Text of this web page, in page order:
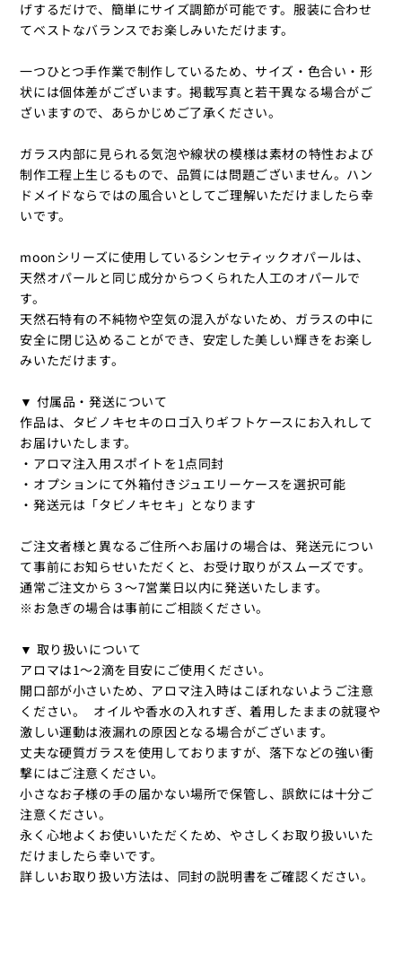
げするだけで、簡単にサイズ調節が可能です。服装に合わせ
てベストなバランスでお楽しみいただけます。
一つひとつ手作業で制作しているため、サイズ・色合い・形
状には個体差がございます。掲載写真と若干異なる場合がご
ざいますので、あらかじめご了承ください。
ガラス内部に見られる気泡や線状の模様は素材の特性および
制作工程上生じるもので、品質には問題ございません。ハン
ドメイドならではの風合いとしてご理解いただけましたら幸
いです。
moonシリーズに使用しているシンセティックオパールは、
天然オパールと同じ成分からつくられた人工のオパールで
す。
天然石特有の不純物や空気の混入がないため、ガラスの中に
安全に閉じ込めることができ、安定した美しい輝きをお楽し
みいただけます。
▼ 付属品・発送について
作品は、タビノキセキのロゴ入りギフトケースにお入れして
お届けいたします。
・アロマ注入用スポイトを1点同封
・オプションにて外箱付きジュエリーケースを選択可能
・発送元は「タビノキセキ」となります
ご注文者様と異なるご住所へお届けの場合は、発送元につい
て事前にお知らせいただくと、お受け取りがスムーズです。
通常ご注文から３〜7営業日以内に発送いたします。
※お急ぎの場合は事前にご相談ください。
▼ 取り扱いについて
アロマは1～2滴を目安にご使用ください。
開口部が小さいため、アロマ注入時はこぼれないようご注意
ください。 オイルや香水の入れすぎ、着用したままの就寝や
激しい運動は液漏れの原因となる場合がございます。
丈夫な硬質ガラスを使用しておりますが、落下などの強い衝
撃にはご注意ください。
小さなお子様の手の届かない場所で保管し、誤飲には十分ご
注意ください。
永く心地よくお使いいただくため、やさしくお取り扱いいた
だけましたら幸いです。
詳しいお取り扱い方法は、同封の説明書をご確認ください。